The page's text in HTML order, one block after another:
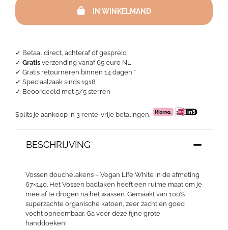
✓ Betaal direct, achteraf of gespreid
✓ Gratis verzending vanaf 65 euro NL
✓ Gratis retourneren binnen 14 dagen *
✓ Speciaalzaak sinds 1918
✓ Beoordeeld met 5/5 sterren
Splits je aankoop in 3 rente-vrije betalingen.
BESCHRIJVING
Vossen douchelakens – Vegan Life White in de afmeting
67×140. Het Vossen badlaken heeft een ruime maat om je
mee af te drogen na het wassen. Gemaakt van 100%
superzachte organische katoen, zeer zacht en goed
vocht opneembaar. Ga voor deze fijne grote
handdoeken!
Vegan
IN WINKELMAND